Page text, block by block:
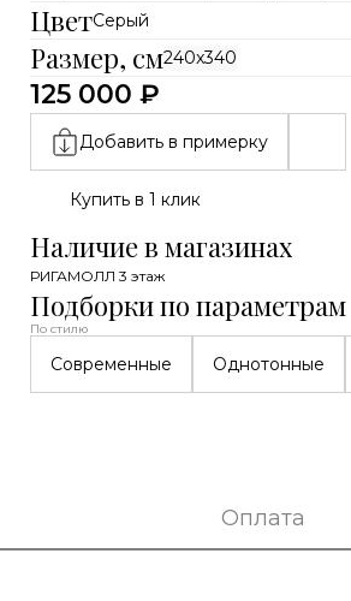
ЦветСерый
Размер, см240x340
125 000 ₽
Добавить в примерку
Купить в 1 клик
Наличие в магазинах
РИГАМОЛЛ 3 этаж
Подборки по параметрам
По стилю
Современные Однотонные
Оплата